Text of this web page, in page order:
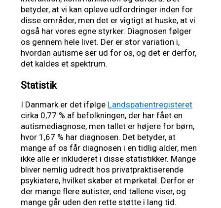
betyder, at vi kan opleve udfordringer inden for
disse områder, men det er vigtigt at huske, at vi
også har vores egne styrker. Diagnosen følger
os gennem hele livet. Der er stor variation i,
hvordan autisme ser ud for os, og det er derfor,
det kaldes et spektrum.
Statistik
I Danmark er det ifølge Landspatientregisteret
cirka 0,77 % af befolkningen, der har fået en
autismediagnose, men tallet er højere for børn,
hvor 1,67 % har diagnosen. Det betyder, at
mange af os får diagnosen i en tidlig alder, men
ikke alle er inkluderet i disse statistikker. Mange
bliver nemlig udredt hos privatpraktiserende
psykiatere, hvilket skaber et mørketal. Derfor er
der mange flere autister, end tallene viser, og
mange går uden den rette støtte i lang tid.